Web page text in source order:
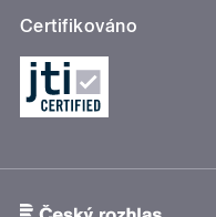
Certifikováno